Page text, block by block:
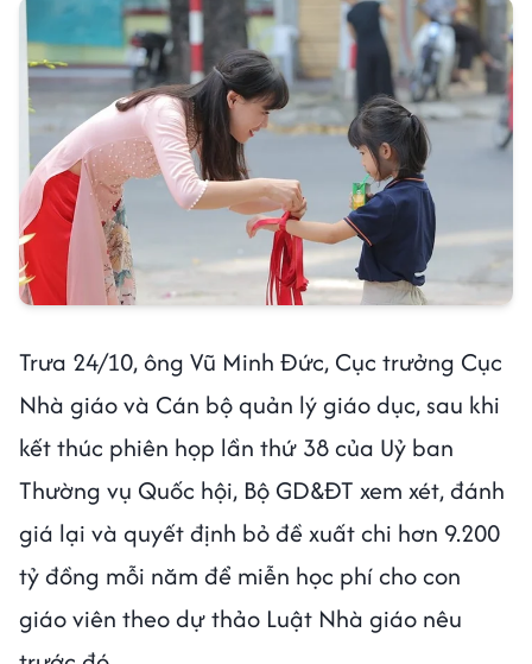
Trưa 24/10, ông Vũ Minh Đức, Cục trưởng Cục
Nhà giáo và Cán bộ quản lý giáo dục, sau khi
kết thúc phiên họp lần thứ 38 của Uỷ ban
Thường vụ Quốc hội, Bộ GD&ĐT xem xét, đánh
giá lại và quyết định bỏ đề xuất chi hơn 9.200
tỷ đồng mỗi năm để miễn học phí cho con
giáo viên theo dự thảo Luật Nhà giáo nêu